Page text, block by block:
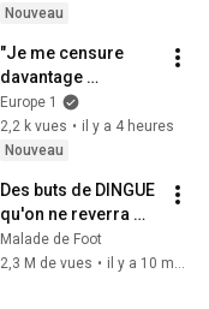
Français"
Nouveau
"Je me censure
davantage
aujourd'hui parce
que..." (Antoine de
Maximy, J'irai
Europe 1
2,2 k vues • il y a 4 heures
Nouveau
Des buts de DINGUE
qu'on ne reverra
plus JAMAIS
Malade de Foot
2,3 M de vues • il y a 10 mois